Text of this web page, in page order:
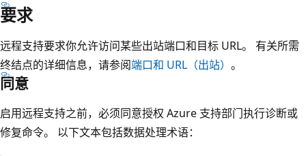
要求
远程支持要求你允许访问某些出站端口和目标 URL。 有关所需
终结点的详细信息，请参阅端口和 URL（出站） 。
同意
启用远程支持之前，必须同意授权 Azure 支持部门执行诊断或
修复命令。 以下文本包括数据处理术语：